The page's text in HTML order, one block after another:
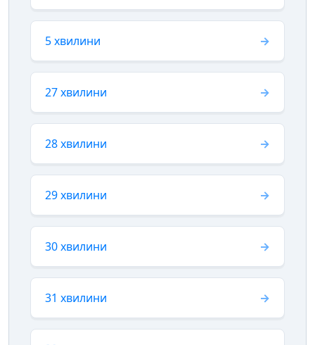
5 хвилини
27 хвилини
28 хвилини
29 хвилини
30 хвилини
31 хвилини